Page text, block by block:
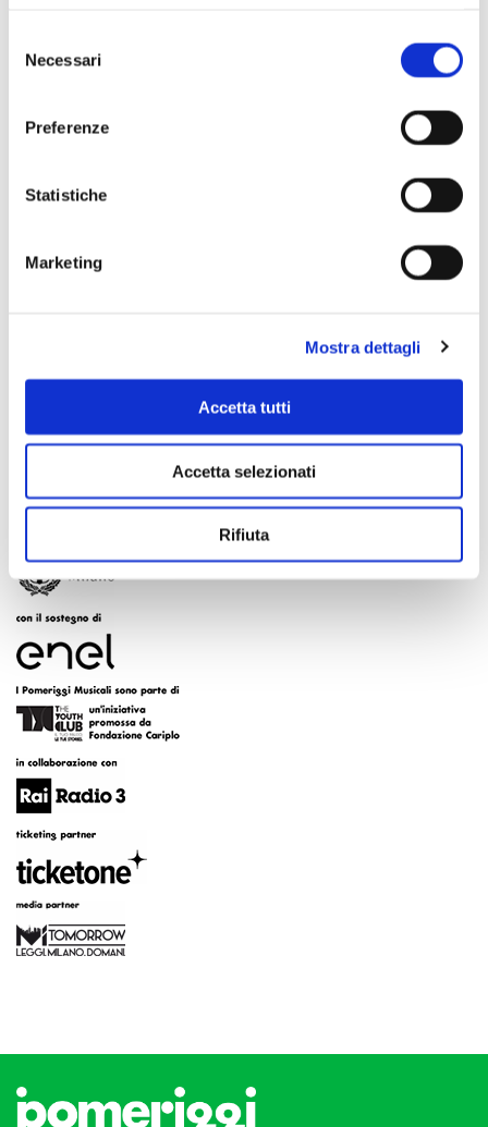
delNecessari
Preferenze
Statistiche
Marketing
Mostra dettagli
Accetta tutti
Accetta selezionati
Rifiuta